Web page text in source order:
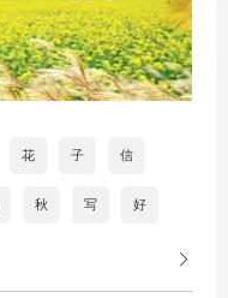
花 子 信
秋 写 好
